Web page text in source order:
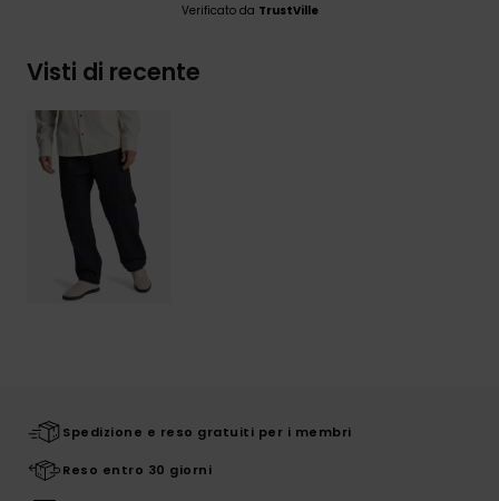
Verificato da TrustVille
Visti di recente
Spedizione e reso gratuiti per i membri
Reso entro 30 giorni